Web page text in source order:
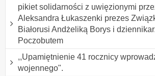
pikiet solidarności z uwięzionymi
Aleksandra Łukaszenki prezes
Białorusi Andżeliką Borys i
Poczobutem
,,Upamiętnienie 41 rocznicy
wojennego".